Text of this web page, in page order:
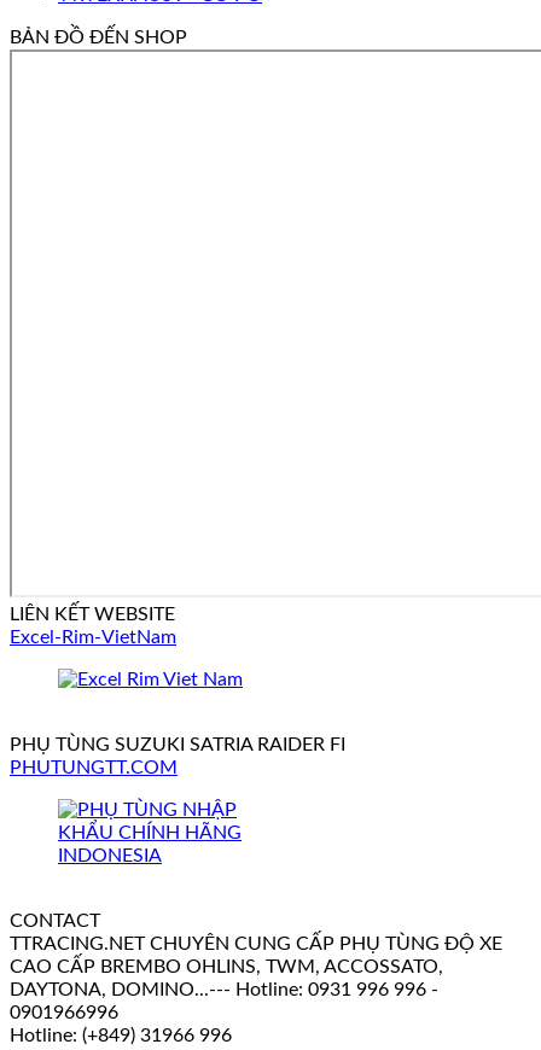
BẢN ĐỒ ĐẾN SHOP
LIÊN KẾT WEBSITE
Excel-Rim-VietNam
PHỤ TÙNG SUZUKI SATRIA RAIDER FI
PHUTUNGTT.COM
CONTACT
TTRACING.NET CHUYÊN CUNG CẤP PHỤ TÙNG ĐỘ XE
CAO CẤP BREMBO OHLINS, TWM, ACCOSSATO,
DAYTONA, DOMINO...--- Hotline: 0931 996 996 -
0901966996
Hotline: (+849) 31966 996